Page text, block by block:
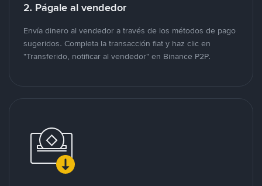
2. Págale al vendedor
Envía dinero al vendedor a través de los métodos de pago
sugeridos. Completa la transacción fiat y haz clic en
"Transferido, notificar al vendedor" en Binance P2P.